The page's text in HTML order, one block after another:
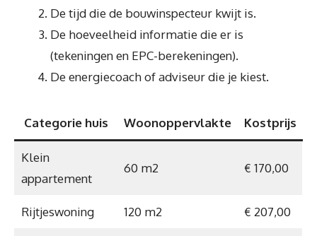
De tijd die de bouwinspecteur kwijt is.
De hoeveelheid informatie die er is
(tekeningen en EPC-berekeningen).
De energiecoach of adviseur die je kiest.
Categorie huis Woonoppervlakte Kostprijs
Klein
appartement
60 m2 € 170,00
Rijtjeswoning 120 m2 € 207,00